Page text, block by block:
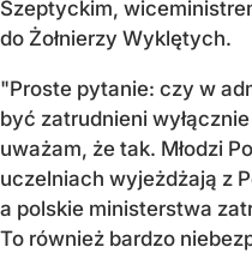
Szeptyckim,
do Żołnierzy Wyklętych.
"Proste pytanie: czy w
być zatrudnieni
uważam, że tak. Młodzi
uczelniach wyjeżdżają z
a polskie ministerstwa
To również bardzo